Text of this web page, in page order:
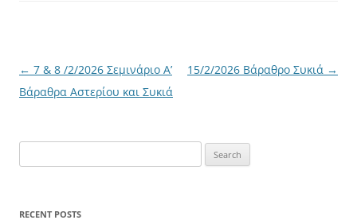
Post
navigation
← 7 & 8 /2/2026 Σεμινάριο Α’
Βάραθρα Αστερίου και Συκιά
15/2/2026 Βάραθρο Συκιά →
for:
RECENT POSTS